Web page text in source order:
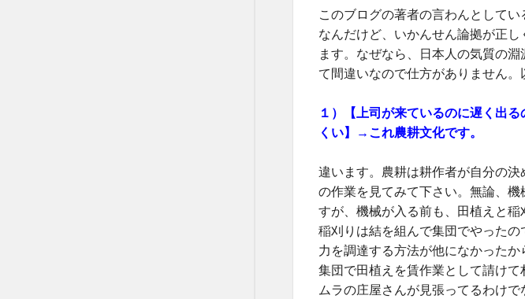
このブログの著者の言わんとして
なんだけど、いかんせん論拠が正
ます。なぜなら、日本人の気質の
て間違いなので仕方がありません。
１）【上司が来ているのに遅く出
くい】→これ農耕文化です。
違います。農耕は耕作者が自分の
の作業を見てみて下さい。無論、
すが、機械が入る前も、田植えと
稲刈りは結を組んで集団でやった
力を調達する方法が他になかった
集団で田植えを賃作業として請けて
ムラの庄屋さんが見張ってるわけ